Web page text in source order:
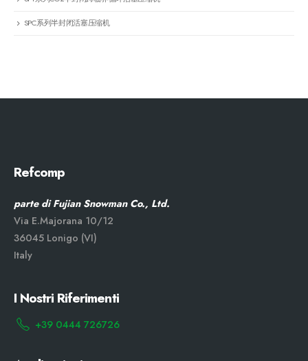
SPC系列半封闭活塞压缩机
Refcomp
parte di Fujian Snowman Co., Ltd.
Via E.Majorana 10/12
36045 Lonigo (VI)
Italy
I Nostri Riferimenti
+39 0444 726726